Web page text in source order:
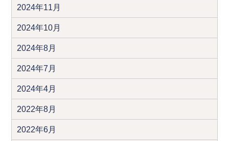
2024年11月
2024年10月
2024年8月
2024年7月
2024年4月
2022年8月
2022年6月